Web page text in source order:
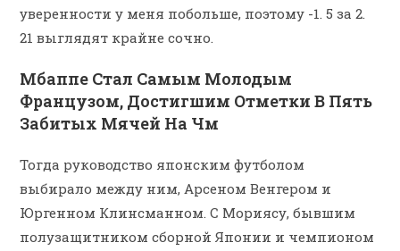
уверенности у меня побольше, поэтому -1. 5 за 2.
21 выглядят крайне сочно.
Мбаппе Стал Самым Молодым
Французом, Достигшим Отметки В Пять
Забитых Мячей На Чм
Тогда руководство японским футболом
выбирало между ним, Арсеном Венгером и
Юргенном Клинсманном. С Мориясу, бывшим
полузащитником сборной Японии и чемпионом